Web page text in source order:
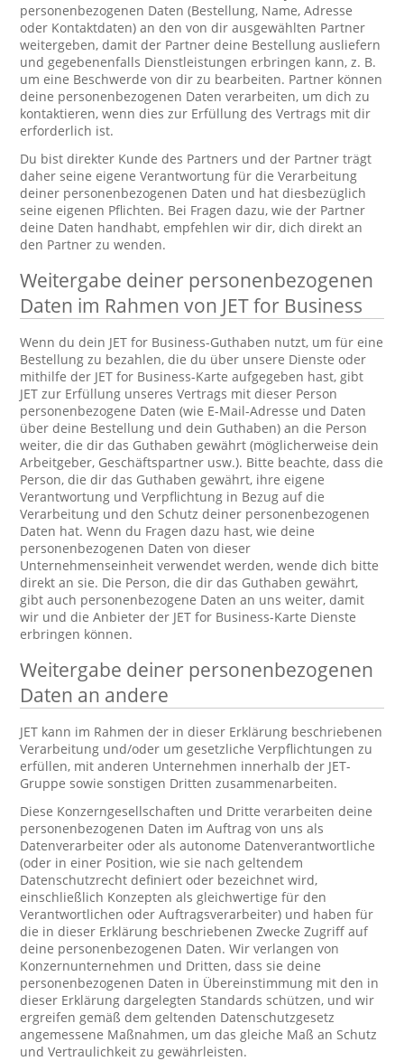
personenbezogenen Daten (Bestellung, Name, Adresse
oder Kontaktdaten) an den von dir ausgewählten Partner
weitergeben, damit der Partner deine Bestellung ausliefern
und gegebenenfalls Dienstleistungen erbringen kann, z. B.
um eine Beschwerde von dir zu bearbeiten. Partner können
deine personenbezogenen Daten verarbeiten, um dich zu
kontaktieren, wenn dies zur Erfüllung des Vertrags mit dir
erforderlich ist.
Du bist direkter Kunde des Partners und der Partner trägt
daher seine eigene Verantwortung für die Verarbeitung
deiner personenbezogenen Daten und hat diesbezüglich
seine eigenen Pflichten. Bei Fragen dazu, wie der Partner
deine Daten handhabt, empfehlen wir dir, dich direkt an
den Partner zu wenden.
Weitergabe deiner personenbezogenen
Daten im Rahmen von JET for Business
Wenn du dein JET for Business-Guthaben nutzt, um für eine
Bestellung zu bezahlen, die du über unsere Dienste oder
mithilfe der JET for Business-Karte aufgegeben hast, gibt
JET zur Erfüllung unseres Vertrags mit dieser Person
personenbezogene Daten (wie E-Mail-Adresse und Daten
über deine Bestellung und dein Guthaben) an die Person
weiter, die dir das Guthaben gewährt (möglicherweise dein
Arbeitgeber, Geschäftspartner usw.). Bitte beachte, dass die
Person, die dir das Guthaben gewährt, ihre eigene
Verantwortung und Verpflichtung in Bezug auf die
Verarbeitung und den Schutz deiner personenbezogenen
Daten hat. Wenn du Fragen dazu hast, wie deine
personenbezogenen Daten von dieser
Unternehmenseinheit verwendet werden, wende dich bitte
direkt an sie. Die Person, die dir das Guthaben gewährt,
gibt auch personenbezogene Daten an uns weiter, damit
wir und die Anbieter der JET for Business-Karte Dienste
erbringen können.
Weitergabe deiner personenbezogenen
Daten an andere
JET kann im Rahmen der in dieser Erklärung beschriebenen
Verarbeitung und/oder um gesetzliche Verpflichtungen zu
erfüllen, mit anderen Unternehmen innerhalb der JET-
Gruppe sowie sonstigen Dritten zusammenarbeiten.
Diese Konzerngesellschaften und Dritte verarbeiten deine
personenbezogenen Daten im Auftrag von uns als
Datenverarbeiter oder als autonome Datenverantwortliche
(oder in einer Position, wie sie nach geltendem
Datenschutzrecht definiert oder bezeichnet wird,
einschließlich Konzepten als gleichwertige für den
Verantwortlichen oder Auftragsverarbeiter) und haben für
die in dieser Erklärung beschriebenen Zwecke Zugriff auf
deine personenbezogenen Daten. Wir verlangen von
Konzernunternehmen und Dritten, dass sie deine
personenbezogenen Daten in Übereinstimmung mit den in
dieser Erklärung dargelegten Standards schützen, und wir
ergreifen gemäß dem geltenden Datenschutzgesetz
angemessene Maßnahmen, um das gleiche Maß an Schutz
und Vertraulichkeit zu gewährleisten.